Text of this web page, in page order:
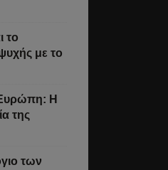
το
με το
Η
της
των